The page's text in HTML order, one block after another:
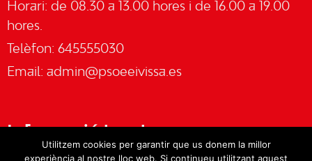
Horari: de 08.30 a 13.00 hores i de 16.00 a 19.00
hores.
Telèfon: 645555030
Email: admin@psoeeivissa.es
Informació legal
Utilitzem cookies per garantir que us donem la millor
experiència al nostre lloc web. Si continueu utilitzant aquest